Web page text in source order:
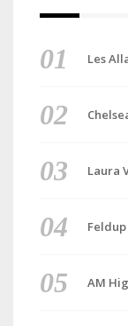
Les
Laura
AM